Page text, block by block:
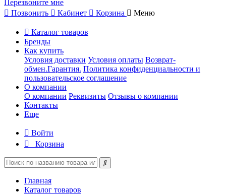
Перезвоните мне
Позвонить
Кабинет Корзина Меню
Каталог товаров
Бренды
Как купить
Условия доставки Условия оплаты Возврат-
обмен.Гарантия. Политика конфиденциальности и
пользовательское соглашение
О компании
О компании Реквизиты Отзывы о компании
Контакты
Еще
Войти
Корзина
Главная
Каталог товаров